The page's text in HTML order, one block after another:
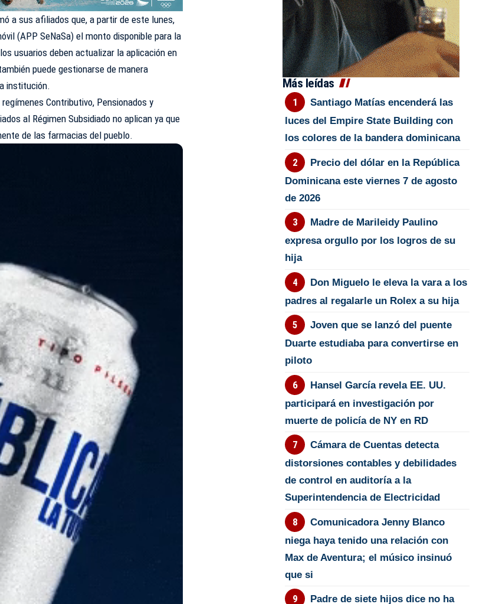
a sus afiliados que, a partir de este lunes,
(APP SeNaSa) el monto disponible para la
usuarios deben actualizar la aplicación en
puede gestionarse de manera
institución.
Contributivo, Pensionados y
al Régimen Subsidiado no aplican ya que
de las farmacias del pueblo.
Más leídas
Santiago Matías encenderá las
luces del Empire State Building con
los colores de la bandera dominicana
Precio del dólar en la República
Dominicana este viernes 7 de agosto
de 2026
Madre de Marileidy Paulino
expresa orgullo por los logros de su
hija
Don Miguelo le eleva la vara a los
padres al regalarle un Rolex a su hija
Joven que se lanzó del puente
Duarte estudiaba para convertirse en
piloto
Hansel García revela EE. UU.
participará en investigación por
muerte de policía de NY en RD
Cámara de Cuentas detecta
distorsiones contables y debilidades
de control en auditoría a la
Superintendencia de Electricidad
Comunicadora Jenny Blanco
niega haya tenido una relación con
Max de Aventura; el músico insinuó
que si
Padre de siete hijos dice no ha